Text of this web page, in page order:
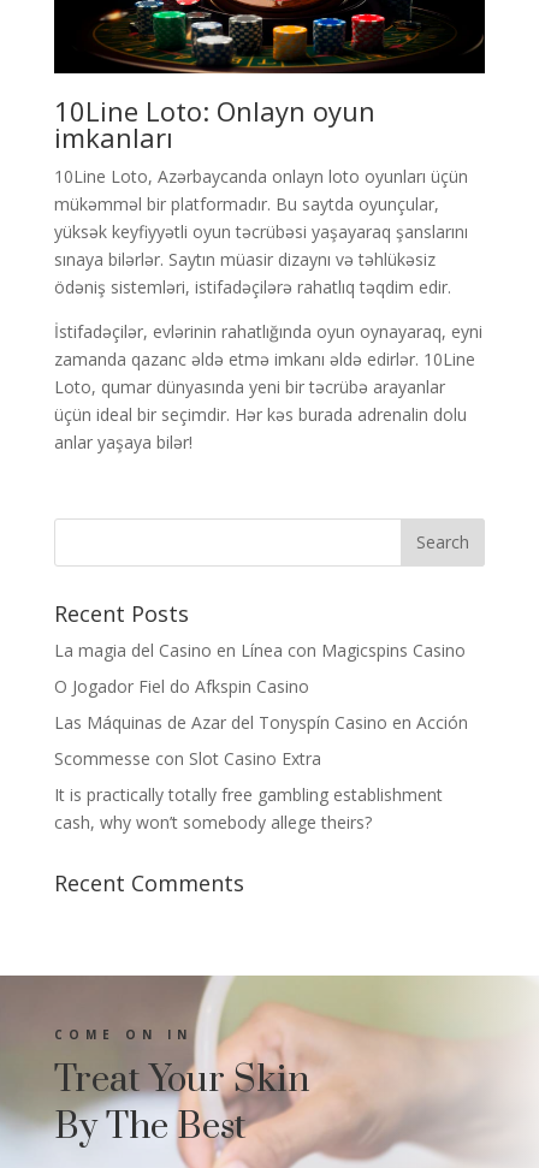
10Line Loto: Onlayn oyun
imkanları
10Line Loto, Azərbaycanda onlayn loto oyunları üçün
mükəmməl bir platformadır. Bu saytda oyunçular,
yüksək keyfiyyətli oyun təcrübəsi yaşayaraq şanslarını
sınaya bilərlər. Saytın müasir dizaynı və təhlükəsiz
ödəniş sistemləri, istifadəçilərə rahatlıq təqdim edir.
İstifadəçilər, evlərinin rahatlığında oyun oynayaraq, eyni
zamanda qazanc əldə etmə imkanı əldə edirlər. 10Line
Loto, qumar dünyasında yeni bir təcrübə arayanlar
üçün ideal bir seçimdir. Hər kəs burada adrenalin dolu
anlar yaşaya bilər!
Recent Posts
La magia del Casino en Línea con Magicspins Casino
O Jogador Fiel do Afkspin Casino
Las Máquinas de Azar del Tonyspín Casino en Acción
Scommesse con Slot Casino Extra
It is practically totally free gambling establishment
cash, why won’t somebody allege theirs?
Recent Comments
COME ON IN
Treat Your Skin
By The Best